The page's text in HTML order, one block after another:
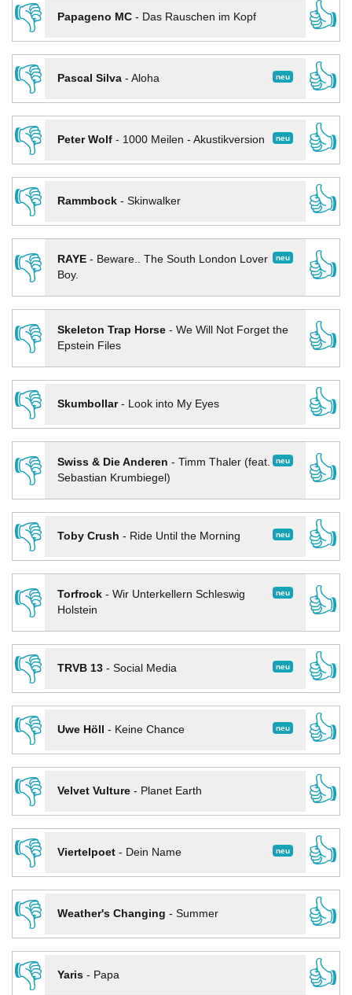
👎
Papageno MC- Das Rauschen im Kopf
👍
👎
neu
Pascal Silva- Aloha
👍
👎
neu
Peter Wolf- 1000 Meilen - Akustikversion
👍
👎
Rammbock- Skinwalker
👍
👎
neu
RAYE- Beware.. The South London Lover
Boy.
👍
👎 Skeleton Trap Horse- We Will Not Forget the
Epstein Files
👍
👎
Skumbollar- Look into My Eyes
👍
👎
neu
Swiss & Die Anderen - Timm Thaler (feat.
Sebastian Krumbiegel)
👍
👎
neu
Toby Crush - Ride Until the Morning
👍
👎
neu
Torfrock- Wir Unterkellern Schleswig
Holstein
👍
👎
neu
TRVB 13- Social Media
👍
👎
neu
Uwe Höll - Keine Chance
👍
👎
Velvet Vulture- Planet Earth
👍
👎
neu
Viertelpoet- Dein Name
👍
👎
Weather's Changing - Summer
👍
👎
Yaris- Papa 👍